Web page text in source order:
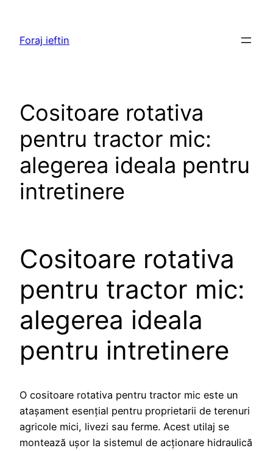
content
Foraj ieftin
Cositoare rotativa
pentru tractor mic:
alegerea ideala pentru
intretinere
Cositoare rotativa
pentru tractor mic:
alegerea ideala
pentru intretinere
O cositoare rotativa pentru tractor mic este un
atașament esențial pentru proprietarii de terenuri
agricole mici, livezi sau ferme. Acest utilaj se
montează ușor la sistemul de acționare hidraulică